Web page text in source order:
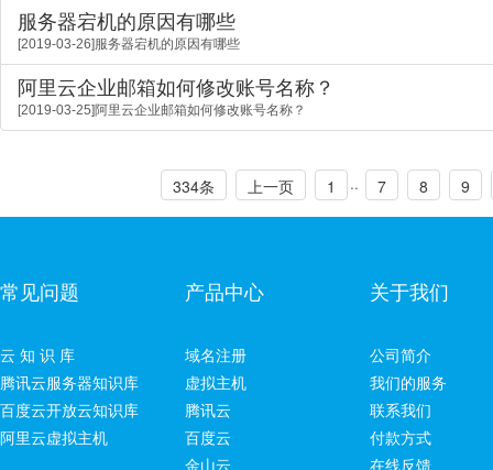
服务器宕机的原因有哪些
[2019-03-26]服务器宕机的原因有哪些
阿里云企业邮箱如何修改账号名称？
[2019-03-25]阿里云企业邮箱如何修改账号名称？
334条 上一页 1 .. 7 8 9
常见问题
云 知 识 库
腾讯云服务器知识库
百度云开放云知识库
阿里云虚拟主机
产品中心
域名注册
虚拟主机
腾讯云
百度云
金山云
关于我们
公司简介
我们的服务
联系我们
付款方式
在线反馈